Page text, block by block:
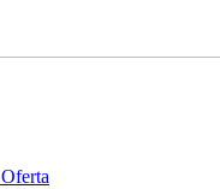
Oferta